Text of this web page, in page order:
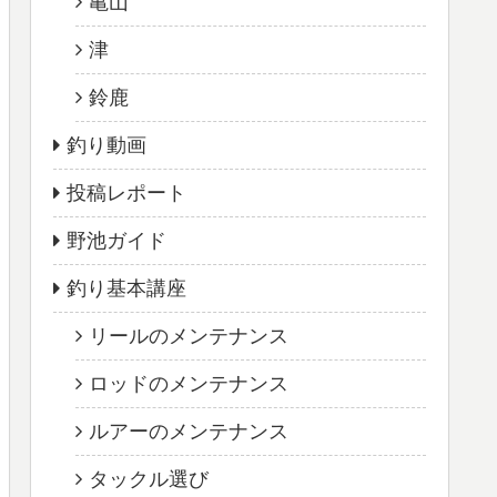
津
鈴鹿
釣り動画
投稿レポート
野池ガイド
釣り基本講座
リールのメンテナンス
ロッドのメンテナンス
ルアーのメンテナンス
タックル選び